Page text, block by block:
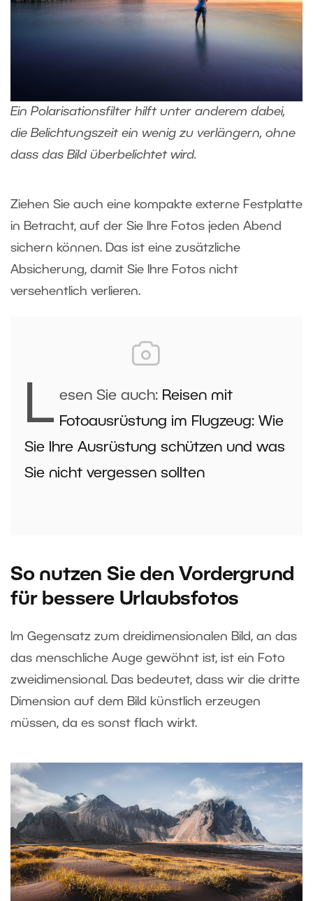
Ein Polarisationsfilter hilft unter anderem dabei,
die Belichtungszeit ein wenig zu verlängern, ohne
dass das Bild überbelichtet wird.
Ziehen Sie auch eine kompakte externe Festplatte
in Betracht, auf der Sie Ihre Fotos jeden Abend
sichern können. Das ist eine zusätzliche
Absicherung, damit Sie Ihre Fotos nicht
versehentlich verlieren.
L esen Sie auch: Reisen mit
Fotoausrüstung im Flugzeug: Wie
Sie Ihre Ausrüstung schützen und was
Sie nicht vergessen sollten
So nutzen Sie den Vordergrund
für bessere Urlaubsfotos
Im Gegensatz zum dreidimensionalen Bild, an das
das menschliche Auge gewöhnt ist, ist ein Foto
zweidimensional. Das bedeutet, dass wir die dritte
Dimension auf dem Bild künstlich erzeugen
müssen, da es sonst flach wirkt.